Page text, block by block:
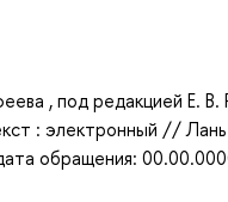
, под редакцией Е. В.
: электронный //
обращения: